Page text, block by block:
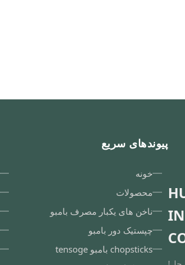
پیوندهای سریع
خونه
محصولات
ناخن های یکبار مصرف بامبو
چپستیک دور بامبو
chopsticks بامبو tensoge